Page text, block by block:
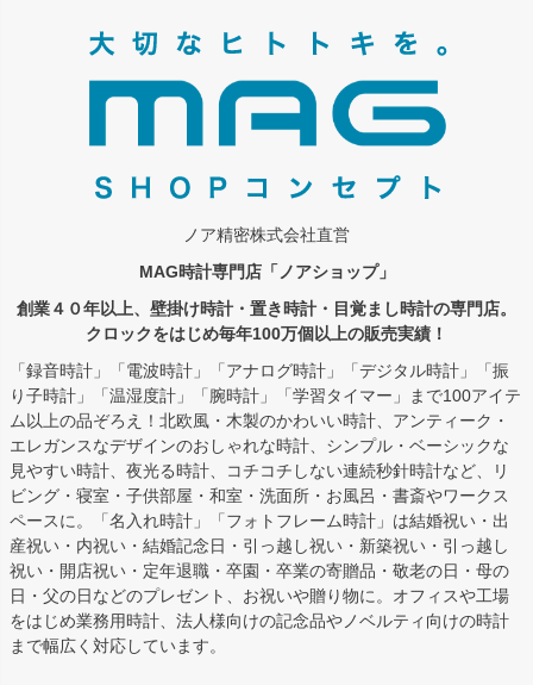
ノア精密株式会社直営
MAG時計専門店「ノアショップ」
創業４０年以上、壁掛け時計・置き時計・目覚まし時計の専門店。
クロックをはじめ毎年100万個以上の販売実績！
「録音時計」「電波時計」「アナログ時計」「デジタル時計」「振
り子時計」「温湿度計」「腕時計」「学習タイマー」まで100アイテ
ム以上の品ぞろえ！北欧風・木製のかわいい時計、アンティーク・
エレガンスなデザインのおしゃれな時計、シンプル・ベーシックな
見やすい時計、夜光る時計、コチコチしない連続秒針時計など、リ
ビング・寝室・子供部屋・和室・洗面所・お風呂・書斎やワークス
ペースに。「名入れ時計」「フォトフレーム時計」は結婚祝い・出
産祝い・内祝い・結婚記念日・引っ越し祝い・新築祝い・引っ越し
祝い・開店祝い・定年退職・卒園・卒業の寄贈品・敬老の日・母の
日・父の日などのプレゼント、お祝いや贈り物に。オフィスや工場
をはじめ業務用時計、法人様向けの記念品やノベルティ向けの時計
まで幅広く対応しています。